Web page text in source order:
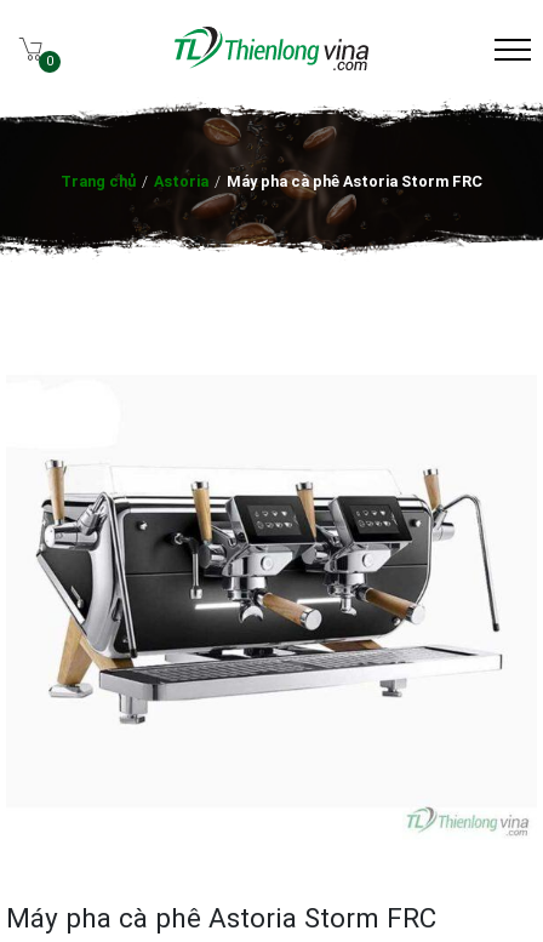
0
Trang chủ / Astoria / Máy pha cà phê Astoria Storm FRC
Máy pha cà phê Astoria Storm FRC